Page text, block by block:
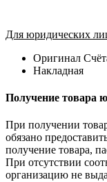
Для юридических
Оригинал
Накладная
Получение товара
При получении
обязано
получение товара,
При отсутствии
организацию не